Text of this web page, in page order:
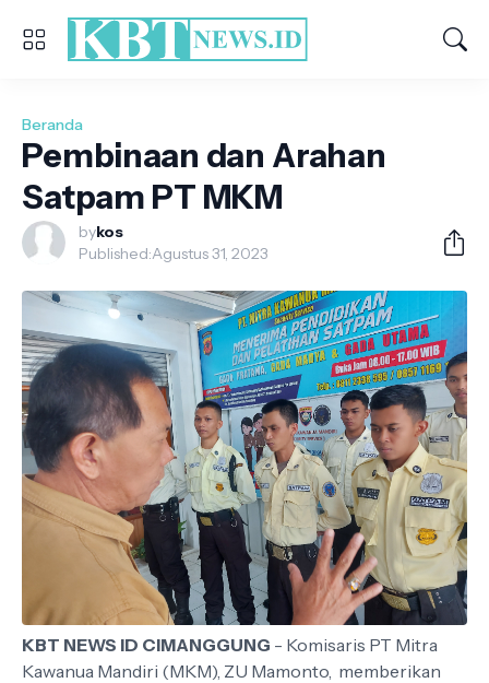
Beranda
Pembinaan dan Arahan
Satpam PT MKM
bykos
Published:Agustus 31, 2023
KBT NEWS ID CIMANGGUNG - Komisaris PT Mitra
Kawanua Mandiri (MKM), ZU Mamonto, memberikan